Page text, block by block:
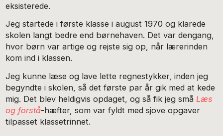
eksisterede.
Jeg startede i første klasse i august 1970 og klarede
skolen langt bedre end børnehaven. Det var dengang,
hvor børn var artige og rejste sig op, når lærerinden
kom ind i klassen.
Jeg kunne læse og lave lette regnestykker, inden jeg
begyndte i skolen, så det første par år gik med at kede
mig. Det blev heldigvis opdaget, og så fik jeg små Læs
og forstå-hæfter, som var fyldt med sjove opgaver
tilpasset klassetrinnet.